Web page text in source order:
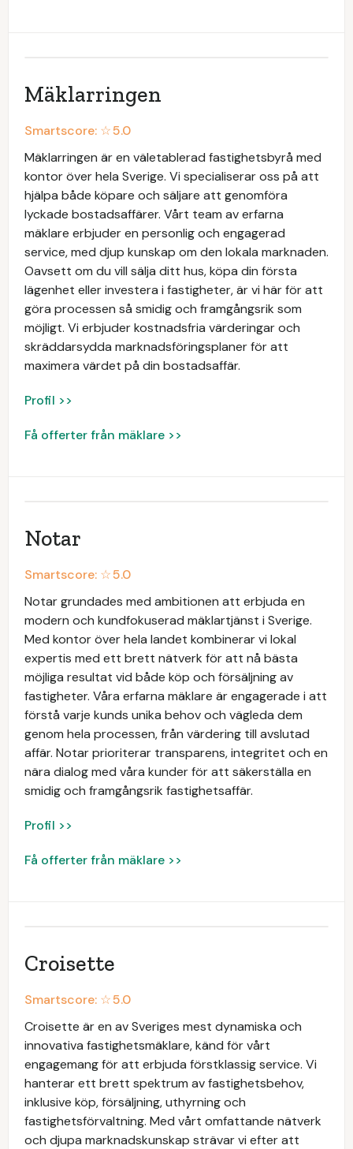
Mäklarringen
Smartscore: ☆5.0
Mäklarringen är en väletablerad fastighetsbyrå med
kontor över hela Sverige. Vi specialiserar oss på att
hjälpa både köpare och säljare att genomföra
lyckade bostadsaffärer. Vårt team av erfarna
mäklare erbjuder en personlig och engagerad
service, med djup kunskap om den lokala marknaden.
Oavsett om du vill sälja ditt hus, köpa din första
lägenhet eller investera i fastigheter, är vi här för att
göra processen så smidig och framgångsrik som
möjligt. Vi erbjuder kostnadsfria värderingar och
skräddarsydda marknadsföringsplaner för att
maximera värdet på din bostadsaffär.
Profil >>
Få offerter från mäklare >>
Notar
Smartscore: ☆5.0
Notar grundades med ambitionen att erbjuda en
modern och kundfokuserad mäklartjänst i Sverige.
Med kontor över hela landet kombinerar vi lokal
expertis med ett brett nätverk för att nå bästa
möjliga resultat vid både köp och försäljning av
fastigheter. Våra erfarna mäklare är engagerade i att
förstå varje kunds unika behov och vägleda dem
genom hela processen, från värdering till avslutad
affär. Notar prioriterar transparens, integritet och en
nära dialog med våra kunder för att säkerställa en
smidig och framgångsrik fastighetsaffär.
Profil >>
Få offerter från mäklare >>
Croisette
Smartscore: ☆5.0
Croisette är en av Sveriges mest dynamiska och
innovativa fastighetsmäklare, känd för vårt
engagemang för att erbjuda förstklassig service. Vi
hanterar ett brett spektrum av fastighetsbehov,
inklusive köp, försäljning, uthyrning och
fastighetsförvaltning. Med vårt omfattande nätverk
och djupa marknadskunskap strävar vi efter att